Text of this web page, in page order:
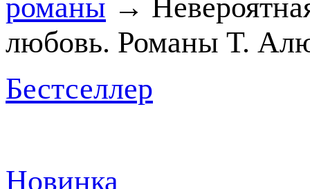
романы →
любовь. Романы Т.
Бестселлер
Новинка